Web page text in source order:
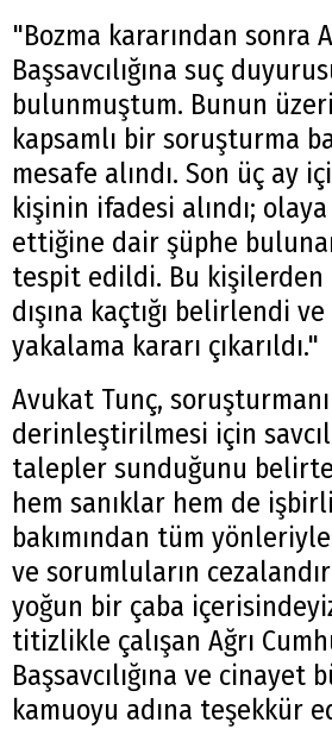
"Bozma kararından sonra
Başsavcılığına suç
bulunmuştum. Bunun
kapsamlı bir soruşturma
mesafe alındı. Son üç ay
kişinin ifadesi alındı; olaya
ettiğine dair şüphe
tespit edildi. Bu
dışına kaçtığı belirlendi
yakalama kararı çıkarıldı."
Avukat Tunç,
derinleştirilmesi için
talepler sunduğunu
hem sanıklar hem de
bakımından tüm
ve sorumluların
yoğun bir çaba
titizlikle çalışan Ağrı
Başsavcılığına ve cinayet
kamuoyu adına teşekkür